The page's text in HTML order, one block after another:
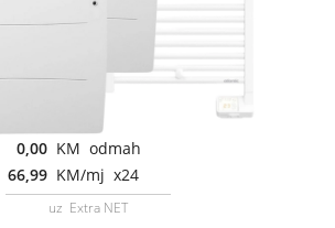
0,00 KM odmah
66,99 KM/mj x24
uz Extra NET